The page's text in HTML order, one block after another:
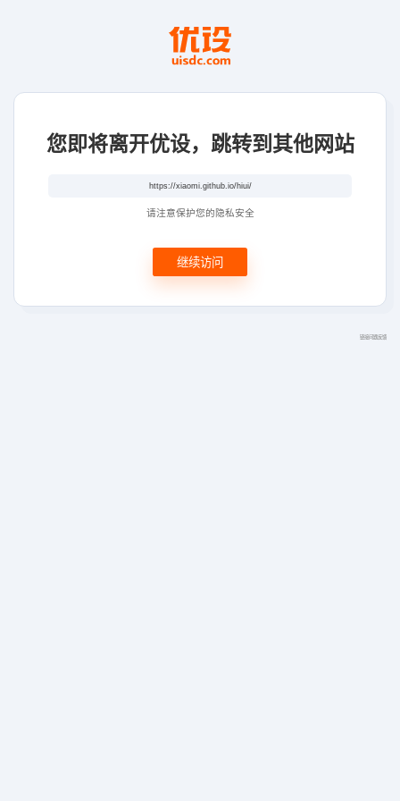
您即将离开优设，跳转到其他网站
请注意保护您的隐私安全
继续访问
链接问题反馈